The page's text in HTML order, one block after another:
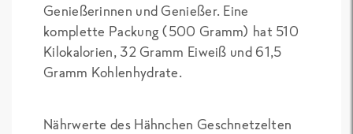
Genießerinnen und Genießer. Eine
komplette Packung (500 Gramm) hat 510
Kilokalorien, 32 Gramm Eiweiß und 61,5
Gramm Kohlenhydrate.
Nährwerte des Hähnchen Geschnetzelten